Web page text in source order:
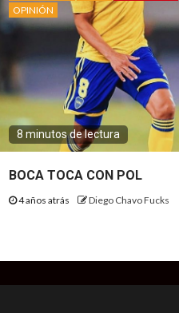
OPINIÓN
8 minutos de lectura
BOCA TOCA CON POL
4 años atrás Diego Chavo Fucks